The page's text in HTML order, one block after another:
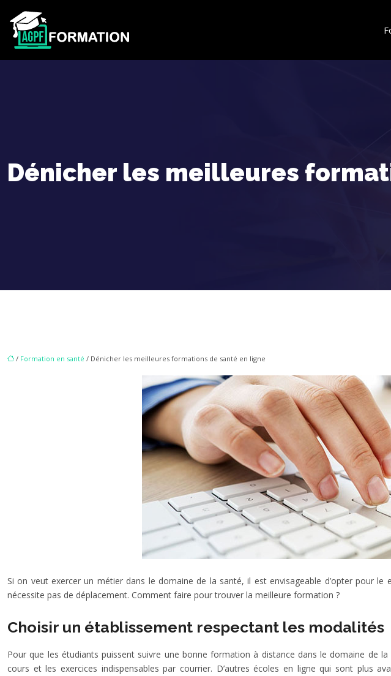
Dénicher les meilleures
/ Formation en santé / Dénicher les meilleures formations de santé en ligne
Si on veut exercer un métier dans le domaine de la santé, il est envisageable d’opter pour
nécessite pas de déplacement. Comment faire pour trouver la meilleure formation ?
Choisir un établissement respectant les modalités
Pour que les étudiants puissent suivre une bonne formation à distance dans le domaine de
cours et les exercices indispensables par courrier. D’autres écoles en ligne qui sont plus